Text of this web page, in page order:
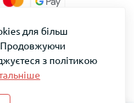
для більш
Продовжуючи
з політикою